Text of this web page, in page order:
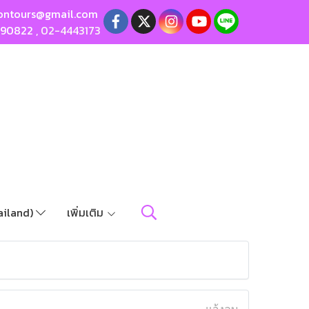
, 02-4443173
เพิ่มเติม